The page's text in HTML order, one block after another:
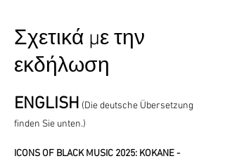
Σχετικά με την
εκδήλωση
ENGLISH (Die deutsche Übersetzung
finden Sie unten.)
ICONS OF BLACK MUSIC 2025: KOKANE -